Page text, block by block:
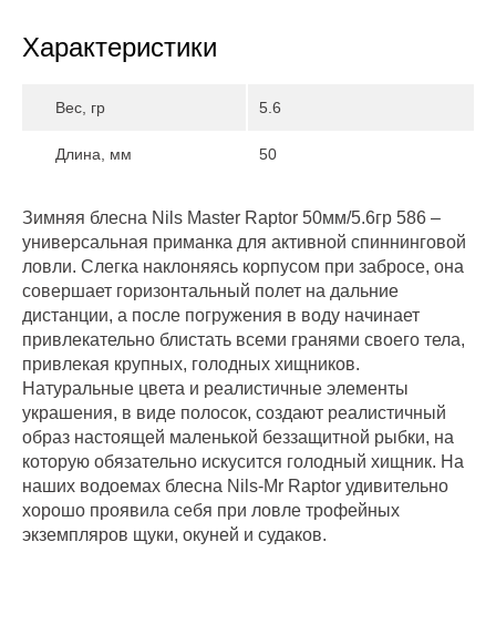
Характеристики
Вес, гр 5.6
Длина, мм 50
Зимняя блесна Nils Master Raptor 50мм/5.6гр 586 –
универсальная приманка для активной спиннинговой
ловли. Слегка наклоняясь корпусом при забросе, она
совершает горизонтальный полет на дальние
дистанции, а после погружения в воду начинает
привлекательно блистать всеми гранями своего тела,
привлекая крупных, голодных хищников.
Натуральные цвета и реалистичные элементы
украшения, в виде полосок, создают реалистичный
образ настоящей маленькой беззащитной рыбки, на
которую обязательно искусится голодный хищник. На
наших водоемах блесна Nils-Mr Raptor удивительно
хорошо проявила себя при ловле трофейных
экземпляров щуки, окуней и судаков.